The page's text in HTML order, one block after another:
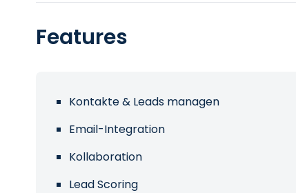
Features
Kontakte & Leads managen
Email-Integration
Kollaboration
Lead Scoring